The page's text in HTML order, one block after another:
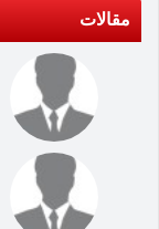
مقالات